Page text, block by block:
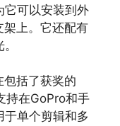
它可以安装到外
上。它还配有
括了获奖的
持在GoPro和手
单个剪辑和多